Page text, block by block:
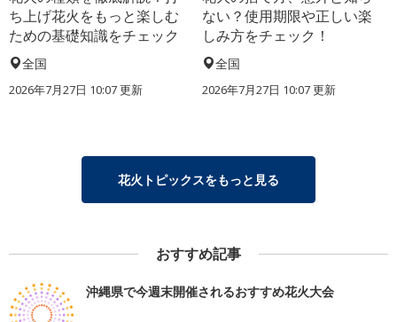
ち上げ花火をもっと楽しむ
ための基礎知識をチェック
全国
2026年7月27日 10:07 更新
ない？使用期限や正しい楽
しみ方をチェック！
全国
2026年7月27日 10:07 更新
花火トピックスをもっと見る
おすすめ記事
沖縄県で今週末開催されるおすすめ花火大会